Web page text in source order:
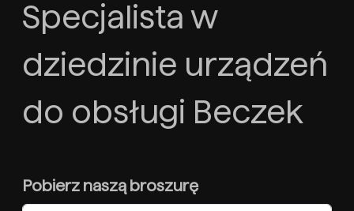
Specjalista w
dziedzinie urządzeń
do obsługi Beczek
Pobierz naszą broszurę